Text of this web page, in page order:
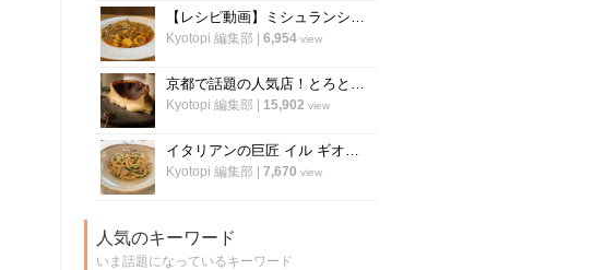
【レシピ動画】ミシュランシェフ直伝レシピ！絶品、麻婆豆腐の作り方『中国料理 菜格』
Kyotopi 編集部 6,954 view
京都で話題の人気店！とろとろ濃厚バスクチーズケーキの作り方〜「フォーチュンガーデン京都」
Kyotopi 編集部 15,902 view
イタリアンの巨匠 イル ギオットーネ笹島シェフ直伝「ボンゴレビアンコ」の作り方
Kyotopi 編集部 7,670 view
人気のキーワード
いま話題になっているキーワード